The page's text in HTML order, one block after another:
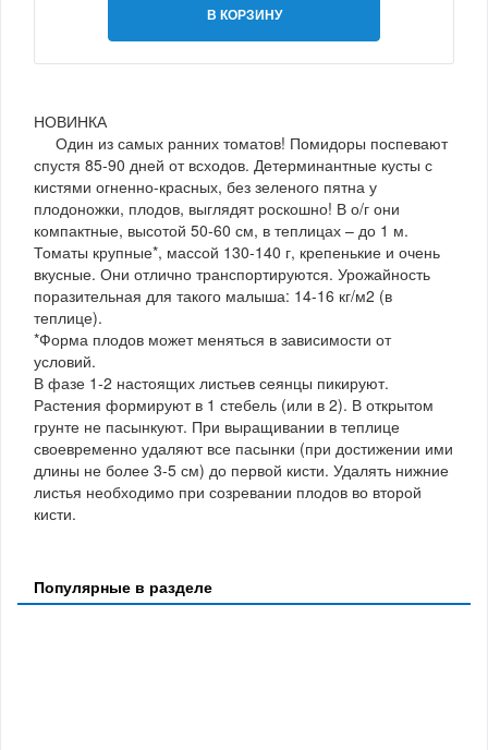
В КОРЗИНУ
НОВИНКА
Один из самых ранних томатов! Помидоры поспевают
спустя 85-90 дней от всходов. Детерминантные кусты с
кистями огненно-красных, без зеленого пятна у
плодоножки, плодов, выглядят роскошно! В о/г они
компактные, высотой 50-60 см, в теплицах – до 1 м.
Томаты крупные*, массой 130-140 г, крепенькие и очень
вкусные. Они отлично транспортируются. Урожайность
поразительная для такого малыша: 14-16 кг/м2 (в
теплице).
*Форма плодов может меняться в зависимости от
условий.
В фазе 1-2 настоящих листьев сеянцы пикируют.
Растения формируют в 1 стебель (или в 2). В открытом
грунте не пасынкуют. При выращивании в теплице
своевременно удаляют все пасынки (при достижении ими
длины не более 3-5 см) до первой кисти. Удалять нижние
листья необходимо при созревании плодов во второй
кисти.
Популярные в разделе